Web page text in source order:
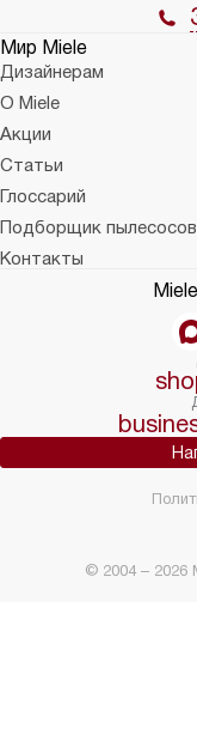
Мир Miele
Дизайнерам
О Miele
Акции
Статьи
Глоссарий
Подборщик пылесосов
Контакты
© 2004 – 2026